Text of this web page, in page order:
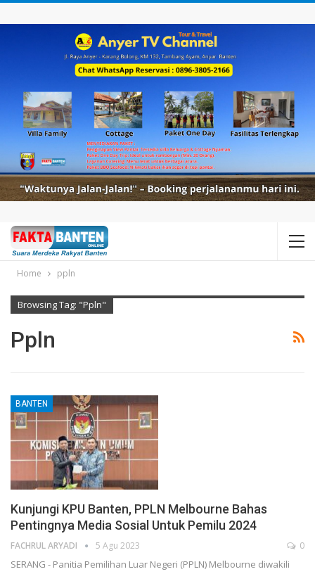
Home ppln
Browsing Tag: "ppln"
Ppln
BANTEN
Kunjungi KPU Banten, PPLN Melbourne Bahas
Pentingnya Media Sosial Untuk Pemilu 2024
FACHRUL ARYADI 5 Agu 2023 0
SERANG - Panitia Pemilihan Luar Negeri (PPLN) Melbourne diwakili